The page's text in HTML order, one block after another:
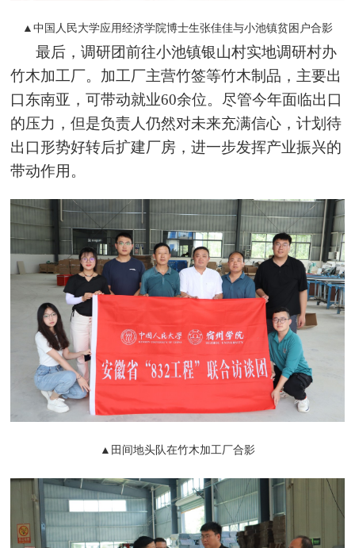
▲中国人民大学应用经济学院博士生张佳佳与小池镇贫困户合影
最后，调研团前往小池镇银山村实地调研村办
竹木加工厂。加工厂主营竹签等竹木制品 ，主要出
口东南亚，可带动就业60余位。 尽管今年面临出口
的压力，但是负责人仍然对未来充满信心，计划待
出口形势好转后扩建厂房，进一步发挥产业振兴的
带动作用。
▲田间地头队在竹木加工厂合影